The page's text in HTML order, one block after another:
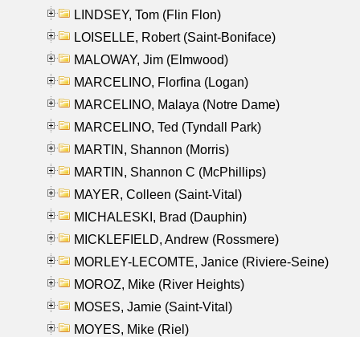
LINDSEY, Tom (Flin Flon)
LOISELLE, Robert (Saint-Boniface)
MALOWAY, Jim (Elmwood)
MARCELINO, Florfina (Logan)
MARCELINO, Malaya (Notre Dame)
MARCELINO, Ted (Tyndall Park)
MARTIN, Shannon (Morris)
MARTIN, Shannon C (McPhillips)
MAYER, Colleen (Saint-Vital)
MICHALESKI, Brad (Dauphin)
MICKLEFIELD, Andrew (Rossmere)
MORLEY-LECOMTE, Janice (Riviere-Seine)
MOROZ, Mike (River Heights)
MOSES, Jamie (Saint-Vital)
MOYES, Mike (Riel)